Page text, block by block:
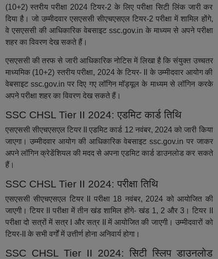
(10+2) स्तरीय परीक्षा 2024 टियर-2 के लिए परीक्षा सिटी लिंक जारी कर
दिया है। जो उम्मीदवार एसएससी सीएचएसएल टियर-2 परीक्षा में शामिल होंगे,
वे एसएससी की आधिकारिक वेबसाइट ssc.gov.in के माध्यम से अपने परीक्षा
शहर का विवरण देख सकते हैं।
एसएससी की तरफ से जारी आधिकारिक नोटिस में लिखा है कि संयुक्त उच्चतर
माध्यमिक (10+2) स्तरीय परीक्षा, 2024 के टियर- II के उम्मीदवार आयोग की
वेबसाइट ssc.gov.in पर दिए गए लॉगिन मॉड्यूल के माध्यम से लॉगिन करके
अपने परीक्षा शहर का विवरण देख सकते हैं।
SSC CHSL Tier II 2024: एडमिट कार्ड तिथि
एसएससी सीएचएसएल टियर II एडमिट कार्ड 12 नवंबर, 2024 को जारी किया
जाएगा। उम्मीदवार आयोग की आधिकारिक वेबसाइट ssc.gov.in पर जाकर
अपने लॉगिन क्रेडेंशियल की मदद से अपना एडमिट कार्ड डाउनलोड कर सकते
हैं।
SSC CHSL Tier II 2024: परीक्षा तिथि
एसएससी सीएचएसएल टियर II परीक्षा 18 नवंबर, 2024 को आयोजित की
जाएगी। टियर II परीक्षा में तीन खंड शामिल होंगे- खंड 1, 2 और 3। टियर II
परीक्षा दो सत्रों में सत्र I और सत्र II में आयोजित की जाएगी। उम्मीदवारों को
टियर-II के सभी वर्गों में उत्तीर्ण होना अनिवार्य होगा।
SSC CHSL Tier II 2024: सिटी स्लिप डाउनलोड